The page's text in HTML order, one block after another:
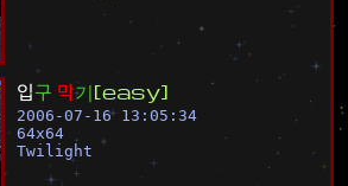
입구 막기[easy]
2006-07-16 13:05:34
64x64
Twilight